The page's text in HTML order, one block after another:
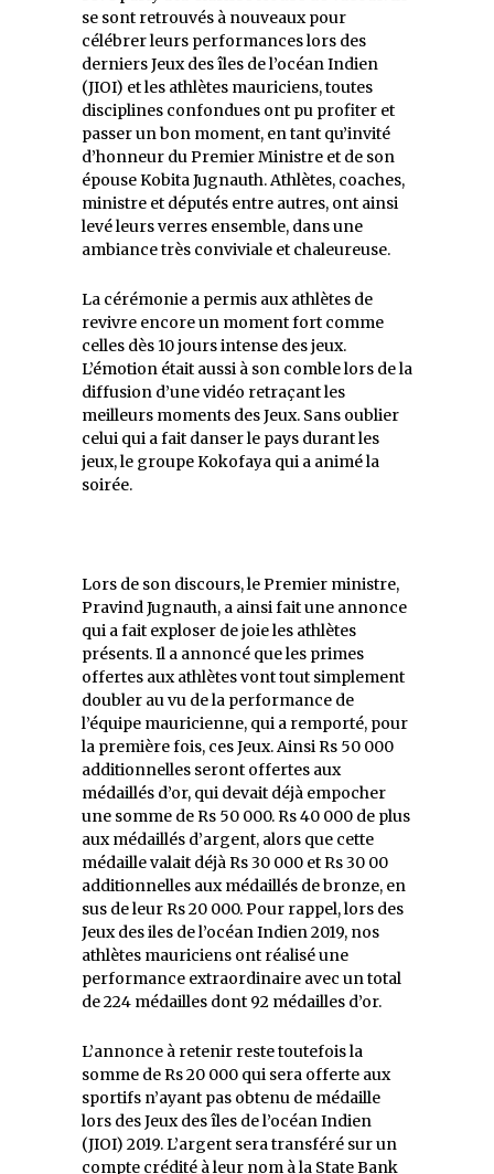
se sont retrouvés à nouveaux pour
célébrer leurs performances lors des
derniers Jeux des îles de l’océan Indien
(JIOI) et les athlètes mauriciens, toutes
disciplines confondues ont pu profiter et
passer un bon moment, en tant qu’invité
d’honneur du Premier Ministre et de son
épouse Kobita Jugnauth. Athlètes, coaches,
ministre et députés entre autres, ont ainsi
levé leurs verres ensemble, dans une
ambiance très conviviale et chaleureuse.
La cérémonie a permis aux athlètes de
revivre encore un moment fort comme
celles dès 10 jours intense des jeux.
L’émotion était aussi à son comble lors de la
diffusion d’une vidéo retraçant les
meilleurs moments des Jeux. Sans oublier
celui qui a fait danser le pays durant les
jeux, le groupe Kokofaya qui a animé la
soirée.
Lors de son discours, le Premier ministre,
Pravind Jugnauth, a ainsi fait une annonce
qui a fait exploser de joie les athlètes
présents. Il a annoncé que les primes
offertes aux athlètes vont tout simplement
doubler au vu de la performance de
l’équipe mauricienne, qui a remporté, pour
la première fois, ces Jeux. Ainsi Rs 50 000
additionnelles seront offertes aux
médaillés d’or, qui devait déjà empocher
une somme de Rs 50 000. Rs 40 000 de plus
aux médaillés d’argent, alors que cette
médaille valait déjà Rs 30 000 et Rs 30 00
additionnelles aux médaillés de bronze, en
sus de leur Rs 20 000. Pour rappel, lors des
Jeux des iles de l’océan Indien 2019, nos
athlètes mauriciens ont réalisé une
performance extraordinaire avec un total
de 224 médailles dont 92 médailles d’or.
L’annonce à retenir reste toutefois la
somme de Rs 20 000 qui sera offerte aux
sportifs n’ayant pas obtenu de médaille
lors des Jeux des îles de l’océan Indien
(JIOI) 2019. L’argent sera transféré sur un
compte crédité à leur nom à la State Bank